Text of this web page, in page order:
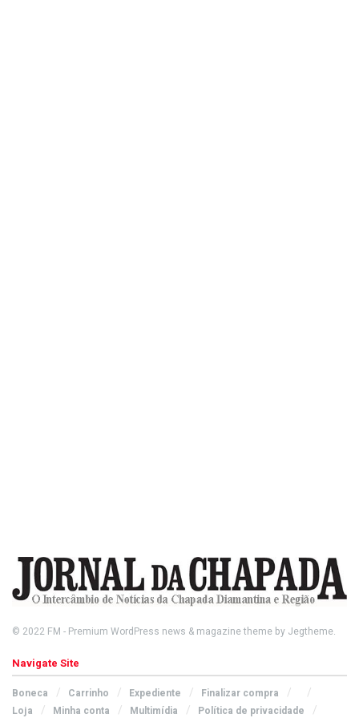
© 2022 FM - Premium WordPress news & magazine theme by Jegtheme.
Navigate Site
Boneca Carrinho Expediente
Finalizar compra
Loja
Minha conta Multimídia
Política de privacidade